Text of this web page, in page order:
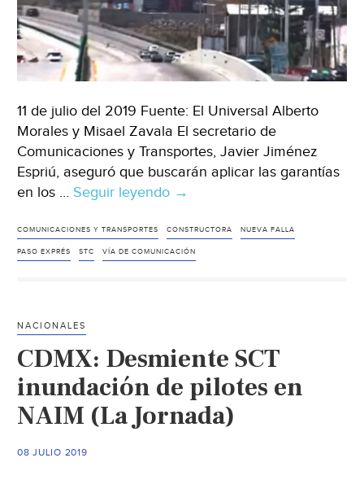
11 de julio del 2019 Fuente: El Universal Alberto
Morales y Misael Zavala El secretario de
Comunicaciones y Transportes, Javier Jiménez
Espriú, aseguró que buscarán aplicar las garantías
en los … Seguir leyendo CDMX:
STC
que
se
haga
cargo
de
→
COMUNICACIONES Y TRANSPORTES CONSTRUCTORA NUEVA FALLA
PASO EXPRÉS STC VÍA DE COMUNICACIÓN
NACIONALES
CDMX: Desmiente SCT
inundación de pilotes en
NAIM (La Jornada)
08 JULIO 2019